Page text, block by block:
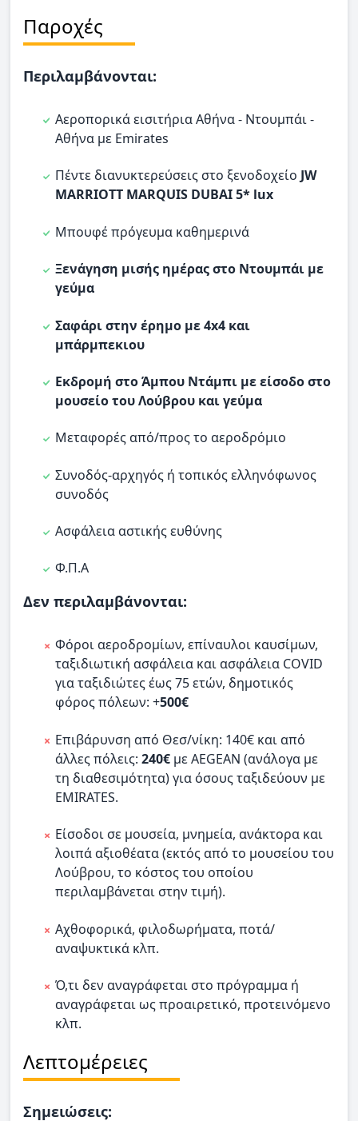
Παροχές
Περιλαμβάνονται:
Αεροπορικά εισιτήρια Αθήνα - Ντουμπάι -
Αθήνα με Emirates
Πέντε διανυκτερεύσεις στο ξενοδοχείο JW
MARRIOTT MARQUIS DUBAI 5* lux
Μπουφέ πρόγευμα καθημερινά
Ξενάγηση μισής ημέρας στο Ντουμπάι με
γεύμα
Σαφάρι στην έρημο με 4x4 και
μπάρμπεκιου
Εκδρομή στο Άμπου Ντάμπι με είσοδο στο
μουσείο του Λούβρου και γεύμα
Μεταφορές από/προς το αεροδρόμιο
Συνοδός-αρχηγός ή τοπικός ελληνόφωνος
συνοδός
Ασφάλεια αστικής ευθύνης
Φ.Π.Α
Δεν περιλαμβάνονται:
Φόροι αεροδρομίων, επίναυλοι καυσίμων,
ταξιδιωτική ασφάλεια και ασφάλεια COVID
για ταξιδιώτες έως 75 ετών, δημοτικός
φόρος πόλεων: +500€
Επιβάρυνση από Θεσ/νίκη: 140€ και από
άλλες πόλεις: 240€ με AEGEAN (ανάλογα με
τη διαθεσιμότητα) για όσους ταξιδεύουν με
EMIRATES.
Είσοδοι σε μουσεία, μνημεία, ανάκτορα και
λοιπά αξιοθέατα (εκτός από το μουσείου του
Λούβρου, το κόστος του οποίου
περιλαμβάνεται στην τιμή).
Αχθοφορικά, φιλοδωρήματα, ποτά/
αναψυκτικά κλπ.
Ό,τι δεν αναγράφεται στο πρόγραμμα ή
αναγράφεται ως προαιρετικό, προτεινόμενο
κλπ.
Λεπτομέρειες
Σημειώσεις: